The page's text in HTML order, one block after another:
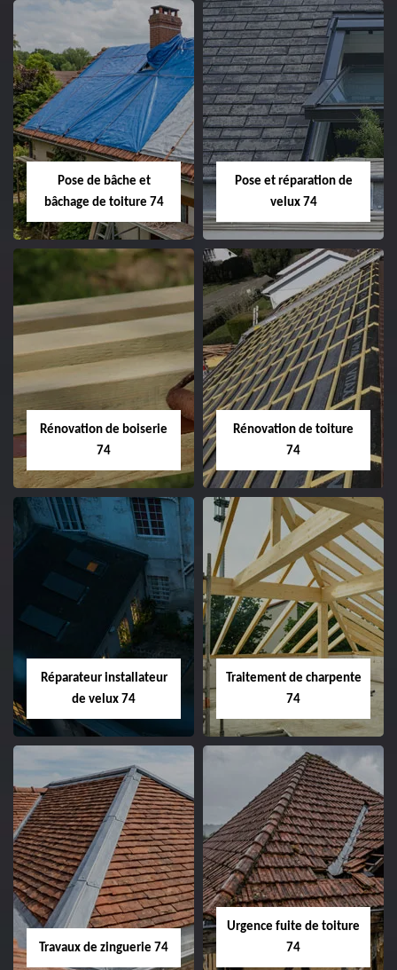
Pose de bâche et
bâchage de toiture 74
Pose et réparation de
velux 74
Rénovation de boiserie
74
Rénovation de toiture
74
Réparateur installateur
de velux 74
Traitement de charpente
74
Travaux de zinguerie 74
Urgence fuite de toiture
74